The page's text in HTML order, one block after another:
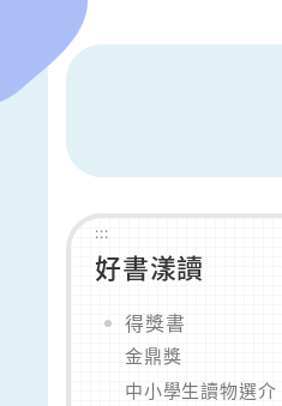
:::
好書漾讀
得獎書
金鼎獎
中小學生讀物選介